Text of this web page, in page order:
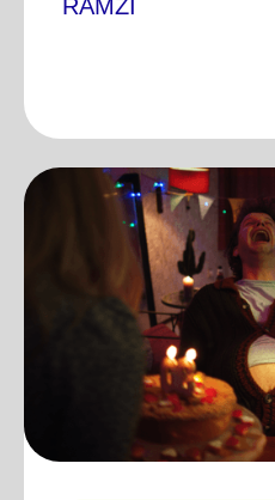
RAMZI